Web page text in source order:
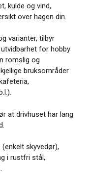
kulde og vind,
over hagen din.
varianter, tilbyr
for hobby
romslig og
bruksområder
at drivhuset har lang
skyvedør),
i rustfri stål,